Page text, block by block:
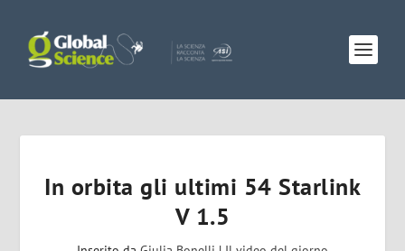
In orbita gli ultimi 54 Starlink
V 1.5